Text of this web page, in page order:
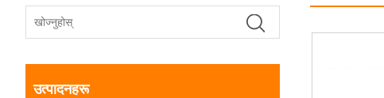
उत्पादनहरू